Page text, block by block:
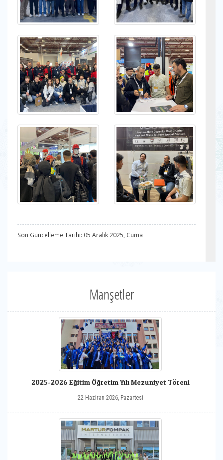
Son Güncelleme Tarihi: 05 Aralık 2025, Cuma
Manşetler
2025-2026 Eğitim Öğretim Yılı Mezuniyet Töreni
22 Haziran 2026, Pazartesi